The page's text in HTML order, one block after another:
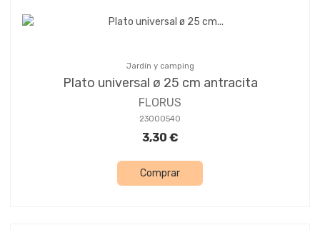
Jardín y camping
Plato universal ø 25 cm antracita
FLORUS
23000540
3,30 €
Comprar